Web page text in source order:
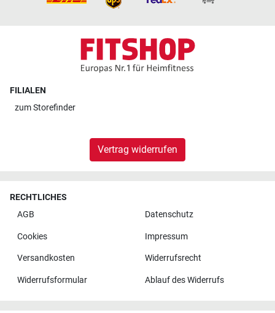
FILIALEN
zumStorefinder
Vertrag widerrufen
RECHTLICHES
AGB
Datenschutz
Cookies Impressum
Versandkosten Widerrufsrecht
Widerrufsformular Ablauf des Widerrufs